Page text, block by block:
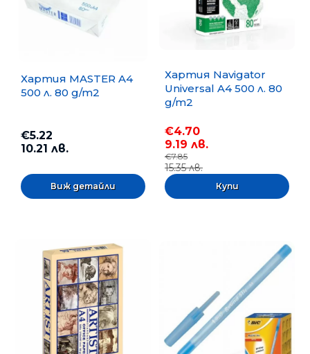
Хартия MASTER A4
500 л. 80 g/m2
€5.22
10.21 лв.
Виж детайли
Хартия Navigator
Universal A4 500 л. 80
g/m2
€4.70
9.19 лв.
€7.85
15.35 лв.